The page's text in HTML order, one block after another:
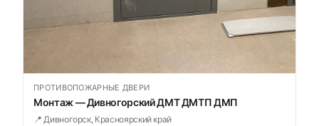
ПРОТИВОПОЖАРНЫЕ ДВЕРИ
Монтаж — Дивногорский ДМТ ДМТП ДМП
📍 Дивногорск, Красноярский край